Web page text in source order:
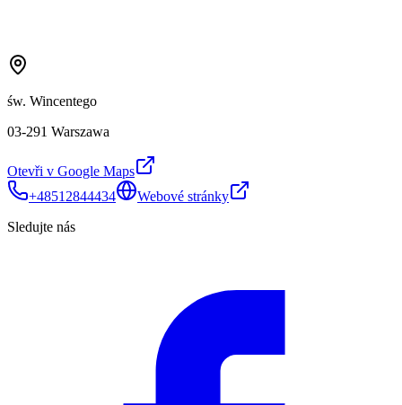
św. Wincentego
03-291 Warszawa
Otevři v Google Maps
+48512844434
Webové stránky
Sledujte nás